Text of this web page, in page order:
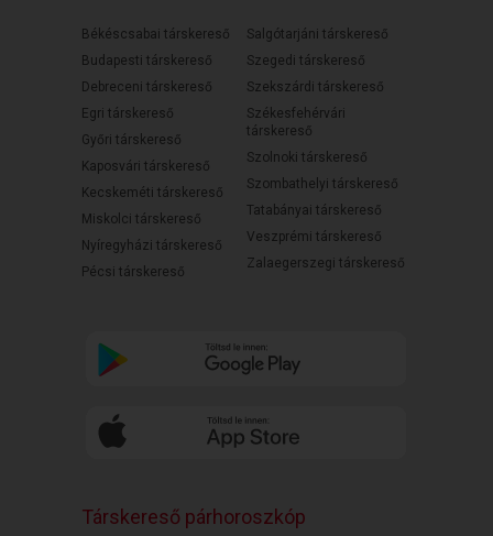
Békéscsabai társkereső
Budapesti társkereső
Debreceni társkereső
Egri társkereső
Győri társkereső
Kaposvári társkereső
Kecskeméti társkereső
Miskolci társkereső
Nyíregyházi társkereső
Pécsi társkereső
Salgótarjáni társkereső
Szegedi társkereső
Szekszárdi társkereső
Székesfehérvári
társkereső
Szolnoki társkereső
Szombathelyi társkereső
Tatabányai társkereső
Veszprémi társkereső
Zalaegerszegi társkereső
Társkereső párhoroszkóp